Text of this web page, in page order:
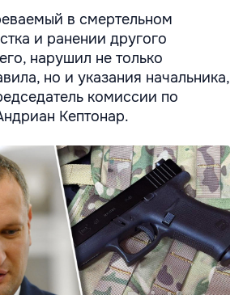
в смертельном
и ранении другого
нарушил не только
но и указания начальника,
комиссии по
Кептонар.